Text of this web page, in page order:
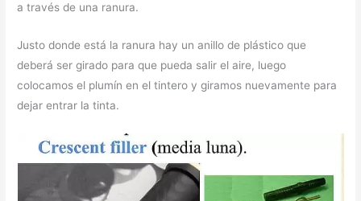
a través de una ranura.
Justo donde está la ranura hay un anillo de plástico que
deberá ser girado para que pueda salir el aire, luego
colocamos el plumín en el tintero y giramos nuevamente para
dejar entrar la tinta.